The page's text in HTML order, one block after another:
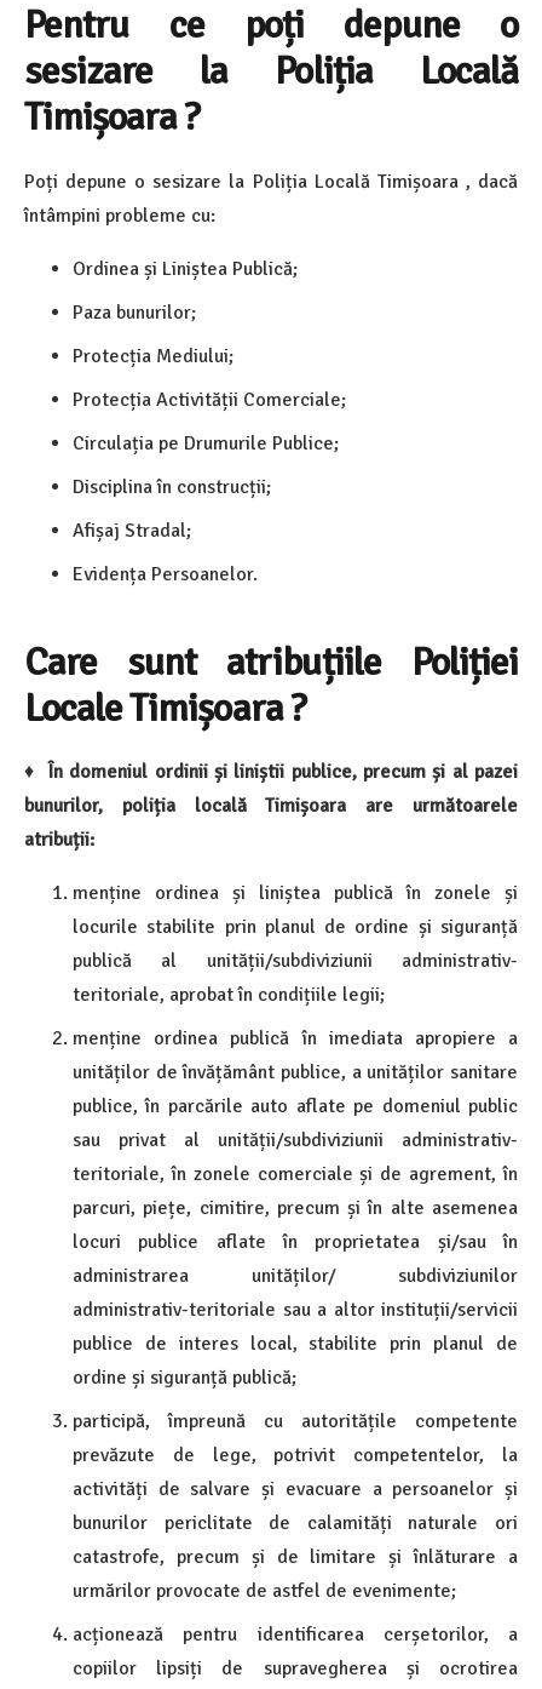
Pentru ce poți depune o
sesizare la Poliția Locală
Timișoara ?
Poți depune o sesizare la Poliția Locală Timișoara , dacă
întâmpini probleme cu:
Ordinea și Liniștea Publică;
Paza bunurilor;
Protecția Mediului;
Protecția Activității Comerciale;
Circulația pe Drumurile Publice;
Disciplina în construcții;
Afișaj Stradal;
Evidența Persoanelor.
Care sunt atribuțiile Poliției
Locale Timișoara ?
♦ În domeniul ordinii și liniștii publice, precum și al pazei
bunurilor, poliția locală Timișoara are următoarele
atribuții:
menține ordinea și liniștea publică în zonele și
locurile stabilite prin planul de ordine și siguranță
publică al unității/subdiviziunii administrativ-
teritoriale, aprobat în condițiile legii;
menține ordinea publică în imediata apropiere a
unităților de învățământ publice, a unităților sanitare
publice, în parcările auto aflate pe domeniul public
sau privat al unității/subdiviziunii administrativ-
teritoriale, în zonele comerciale și de agrement, în
parcuri, piețe, cimitire, precum și în alte asemenea
locuri publice aflate în proprietatea și/sau în
administrarea unităților/ subdiviziunilor
administrativ-teritoriale sau a altor instituții/servicii
publice de interes local, stabilite prin planul de
ordine și siguranță publică;
participă, împreună cu autoritățile competente
prevăzute de lege, potrivit competentelor, la
activități de salvare și evacuare a persoanelor și
bunurilor periclitate de calamități naturale ori
catastrofe, precum și de limitare și înlăturare a
urmărilor provocate de astfel de evenimente;
acționează pentru identificarea cerșetorilor, a
copiilor lipsiți de supravegherea și ocrotirea